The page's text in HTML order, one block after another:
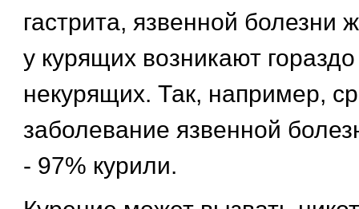
гастрита, язвенной болезни
у курящих возникают
некурящих. Так, например,
заболевание язвенной
- 97% курили.